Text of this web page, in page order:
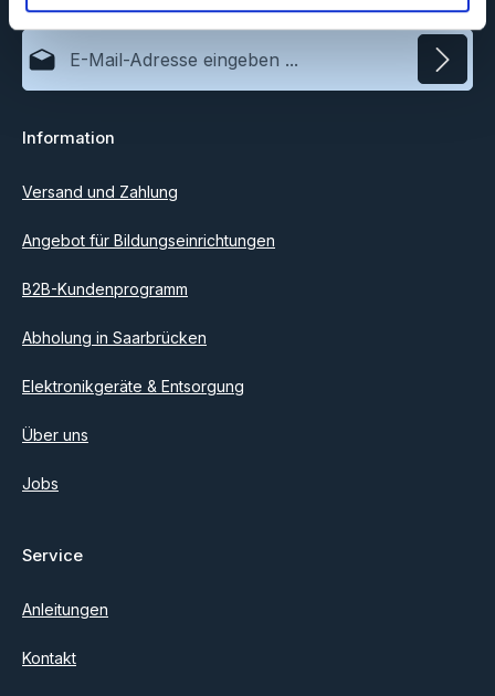
E-Mail-Adresse*
Ich habe dieDatenschutzbestimmungen
einverstanden.
Information
Versand und Zahlung
Angebot für Bildungseinrichtungen
B2B-Kundenprogramm
Abholung in Saarbrücken
Elektronikgeräte & Entsorgung
Über uns
Jobs
Service
Anleitungen
Kontakt